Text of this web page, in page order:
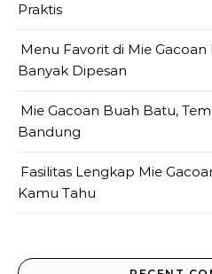
Praktis
Menu Favorit di Mie
Banyak Dipesan
Mie Gacoan Buah Batu,
Bandung
Fasilitas Lengkap Mie
Kamu Tahu